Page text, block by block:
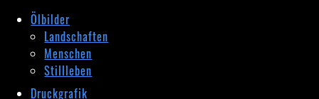
Ölbilder
Landschaften
Menschen
Stillleben
Druckgrafik